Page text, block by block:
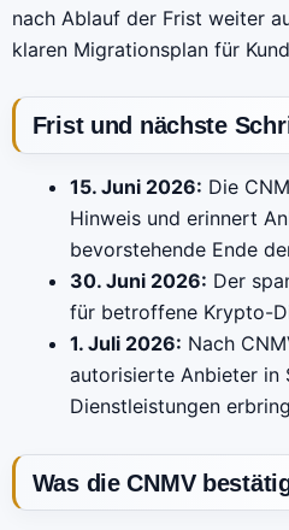
nach Ablauf der Frist weiter
klaren Migrationsplan für
Frist und nächste
15. Juni 2026: Die
Hinweis und erinnert
bevorstehende Ende
30. Juni 2026: Der
für betroffene Krypto-
1. Juli 2026: Nach
autorisierte Anbieter in
Dienstleistungen
Was die CNMV